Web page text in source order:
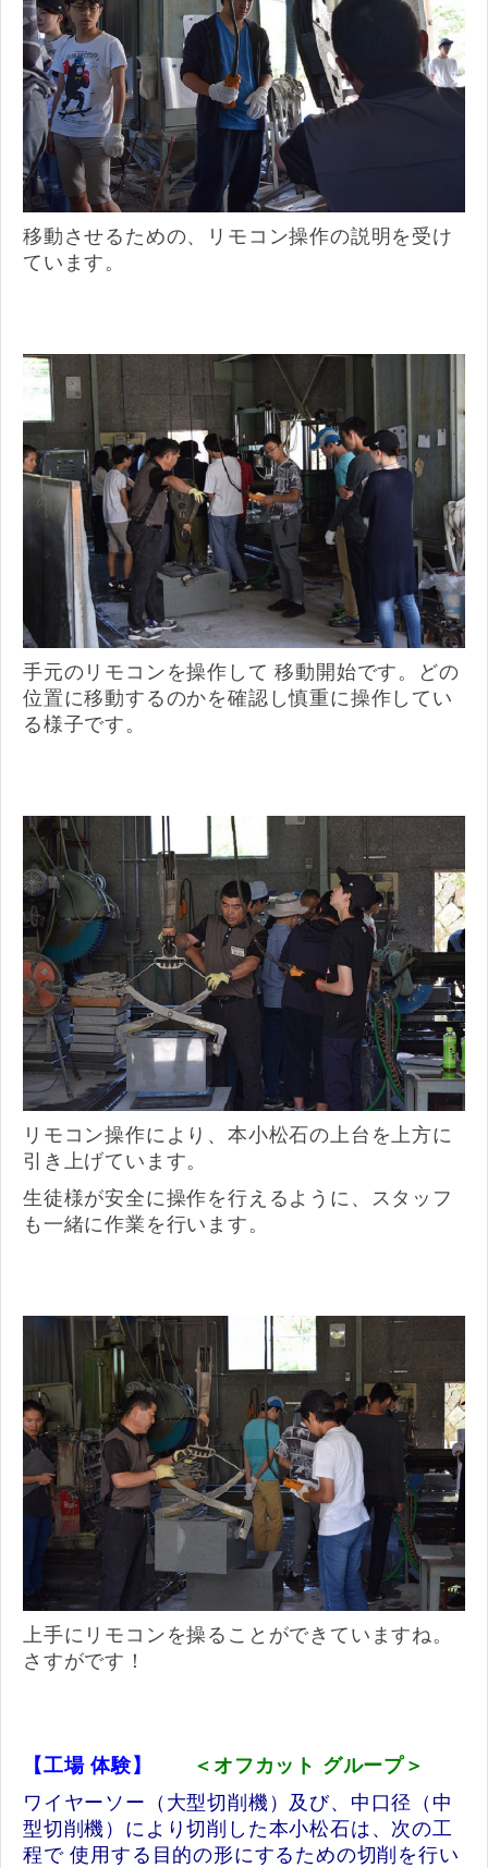
移動させるための、リモコン操作の説明を受け
ています。
手元のリモコンを操作して 移動開始です。どの
位置に移動するのかを確認し慎重に操作してい
る様子です。
リモコン操作により、本小松石の上台を上方に
引き上げています。
生徒様が安全に操作を行えるように、スタッフ
も一緒に作業を行います。
上手にリモコンを操ることができていますね。
さすがです！
【工場 体験】
＜オフカット グループ＞
ワイヤーソー（大型切削機）及び、中口径（中
型切削機）により切削した本小松石は、次の工
程で 使用する目的の形にするための切削を行い